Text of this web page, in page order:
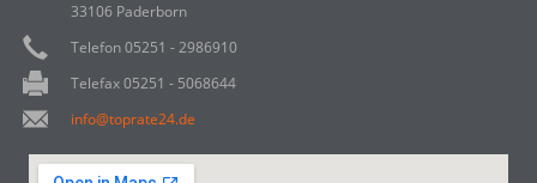
33106 Paderborn
Telefon 05251 - 2986910
Telefax 05251 - 5068644
info@toprate24.de